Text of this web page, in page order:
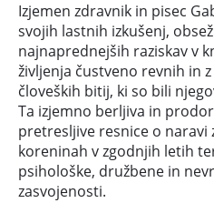
Izjemen zdravnik in pisec
svojih lastnih izkušenj,
najnaprednejših raziskav v
življenja čustveno revnih in
človeških bitij, ki so bili
Ta izjemno berljiva in
pretresljive resnice o naravi
koreninah v zgodnjih letih
psihološke, družbene in
zasvojenosti.